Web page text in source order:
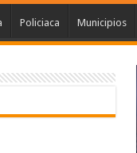
Policiaca Municipios